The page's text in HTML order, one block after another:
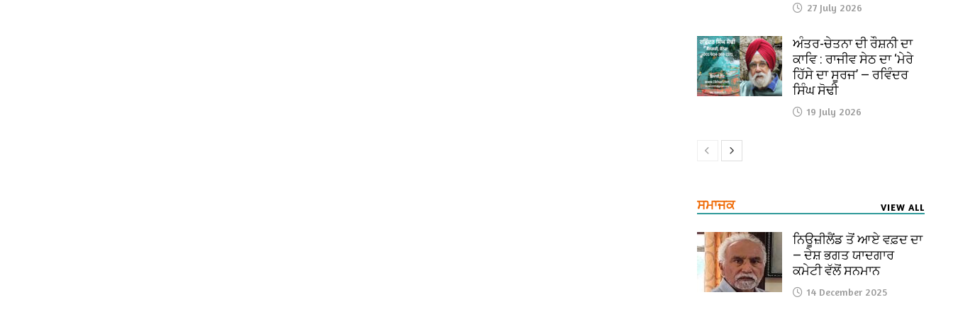
27 July 2026
ਅੰਤਰ-ਚੇਤਨਾ ਦੀ ਰੌਸ਼ਨੀ ਦਾ
ਕਾਵਿ : ਰਾਜੀਵ ਸੇਠ ਦਾ ‘ਮੇਰੇ
ਹਿੱਸੇ ਦਾ ਸੂਰਜ’ — ਰਵਿੰਦਰ
ਸਿੰਘ ਸੋਢੀ
19 July 2026
ਸਮਾਜਕ VIEW ALL
ਨਿਊਜ਼ੀਲੈਂਡ ਤੋਂ ਆਏ ਵਫ਼ਦ ਦਾ
— ਦੇਸ਼ ਭਗਤ ਯਾਦਗਾਰ
ਕਮੇਟੀ ਵੱਲੋਂ ਸਨਮਾਨ
14 December 2025